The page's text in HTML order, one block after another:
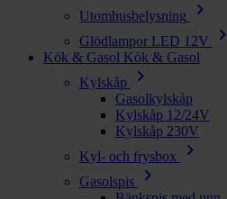
Utomhusbelysning chevron_right
Glödlampor LED 12V chevron_right
Kök & Gasol Kök & Gasol
Kylskåp
chevron_right
Gasolkylskåp
Kylskåp 12/24V
Kylskåp 230V
Kyl- och frysbox
chevron_right
Gasolspis chevron_right